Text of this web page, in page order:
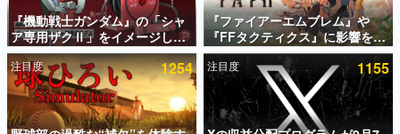
アプリセール情報
インタビュー
連載・特集一覧
殿堂入り記事
『機動戦士ガンダム』の「シャ
ア専用ザクⅡ」をイメージした
散水ホースリールが予約開始。
本体にはシャアのパーソナルマ
ークやジオン公国軍のエンブレ
ム、型式番号などを配置
『ファイアーエムブレム』や
『FFタクティクス』に影響を受
けた新作戦略RPG『Beaten
Path』2027年に発売へ。
PC（Steam）、PS5、Xbox、
Switch向けにリリース予定
注目度 1254 注目度 1155